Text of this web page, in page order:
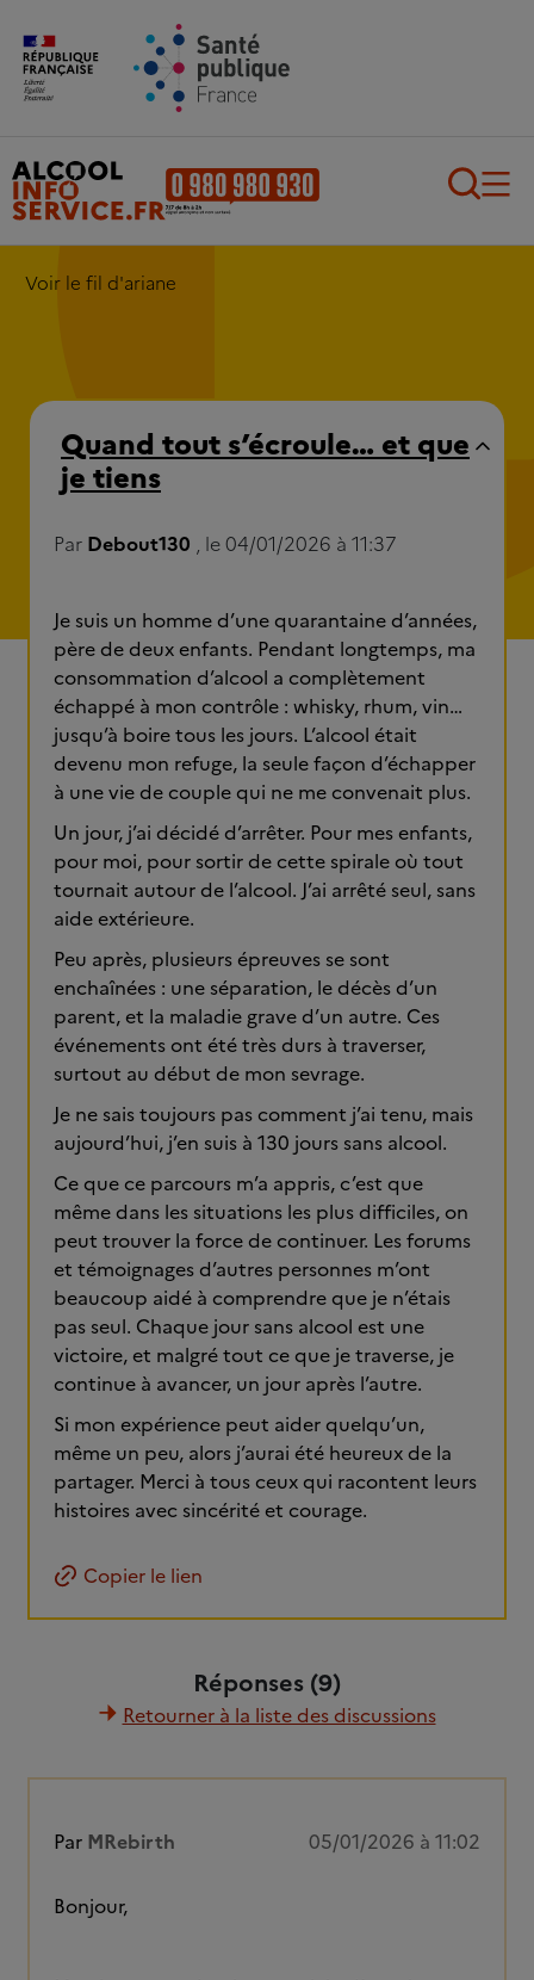
Aller au contenu principal
Voir le fil d'ariane
Quand tout s’écroule… et que
je tiens
Par Debout130 , le 04/01/2026 à 11:37
Je suis un homme d’une quarantaine d’années,
père de deux enfants. Pendant longtemps, ma
consommation d’alcool a complètement
échappé à mon contrôle : whisky, rhum, vin…
jusqu’à boire tous les jours. L’alcool était
devenu mon refuge, la seule façon d’échapper
à une vie de couple qui ne me convenait plus.
Un jour, j’ai décidé d’arrêter. Pour mes enfants,
pour moi, pour sortir de cette spirale où tout
tournait autour de l’alcool. J’ai arrêté seul, sans
aide extérieure.
Peu après, plusieurs épreuves se sont
enchaînées : une séparation, le décès d’un
parent, et la maladie grave d’un autre. Ces
événements ont été très durs à traverser,
surtout au début de mon sevrage.
Je ne sais toujours pas comment j’ai tenu, mais
aujourd’hui, j’en suis à 130 jours sans alcool.
Ce que ce parcours m’a appris, c’est que
même dans les situations les plus difficiles, on
peut trouver la force de continuer. Les forums
et témoignages d’autres personnes m’ont
beaucoup aidé à comprendre que je n’étais
pas seul. Chaque jour sans alcool est une
victoire, et malgré tout ce que je traverse, je
continue à avancer, un jour après l’autre.
Si mon expérience peut aider quelqu’un,
même un peu, alors j’aurai été heureux de la
partager. Merci à tous ceux qui racontent leurs
histoires avec sincérité et courage.
Copier le lien
Réponses (9)
Retourner à la liste des discussions
Par MRebirth 05/01/2026 à 11:02
Bonjour,